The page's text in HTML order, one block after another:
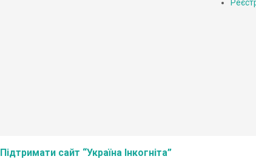
Підтримати сайт “Україна Інкогніта”